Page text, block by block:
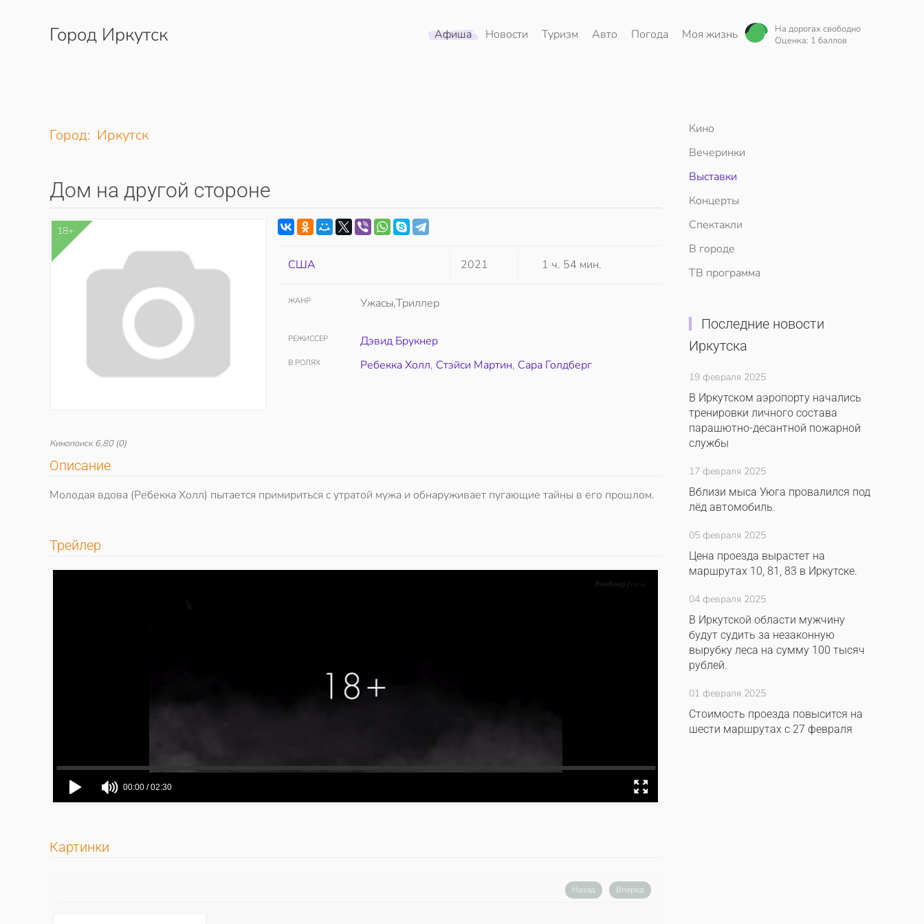
Перейти к содержимому
Город Иркутск Афиша Новости Туризм Авто Погода Моя жизнь
На дорогах свободно
Оценка: 1 баллов
Город: Иркутск
Дом на другой стороне
18+
Кинопоиск 6.80(0)
США 2021 1 ч. 54 мин.
ЖАНР Ужасы,Триллер
РЕЖИССЕР Дэвид Брукнер
В РОЛЯХ Ребекка Холл, Стэйси Мартин, Сара Голдберг
Описание
Молодая вдова (Ребекка Холл) пытается примириться с утратой мужа и обнаруживает пугающие тайны в его прошлом.
Трейлер
Картинки
Назад Вперед
Кино
Вечеринки
Выставки
Концерты
Спектакли
В городе
ТВ программа
Последние новости
Иркутска
19 февраля 2025
В Иркутском аэропорту начались
тренировки личного состава
парашютно-десантной пожарной
службы
17 февраля 2025
Вблизи мыса Уюга провалился под
лёд автомобиль.
05 февраля 2025
Цена проезда вырастет на
маршрутах 10, 81, 83 в Иркутске.
04 февраля 2025
В Иркутской области мужчину
будут судить за незаконную
вырубку леса на сумму 100 тысяч
рублей.
01 февраля 2025
Стоимость проезда повысится на
шести маршрутах с 27 февраля